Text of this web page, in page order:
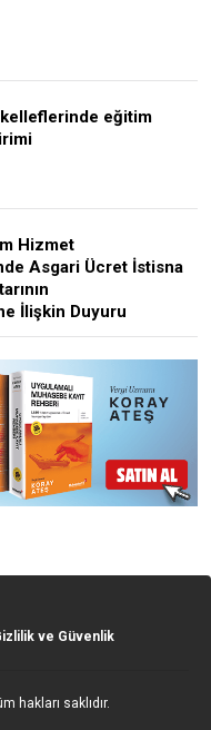
eğitim
Hizmet
Asgari Ücret İstisna
İlişkin Duyuru
ve Güvenlik
hakları saklıdır.